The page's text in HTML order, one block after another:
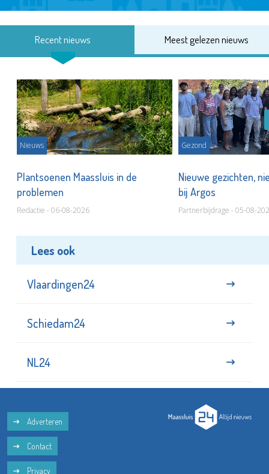
Recent nieuws Meest gelezen nieuws
Nieuws
Plantsoenen Maassluis in de
problemen
Redactie - 06-08-2026
Gezond
Nieuwe gezichten,
bij Argos
Partnerbijdrage - 05-08-
Lees ook
Vlaardingen24
Schiedam24
NL24
Adverteren
Contact
Privacy